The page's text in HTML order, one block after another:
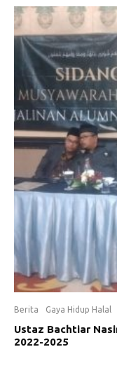
Berita Gaya Hidup Halal
Ustaz Bachtiar
2022-2025